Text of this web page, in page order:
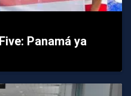
Panamá ya